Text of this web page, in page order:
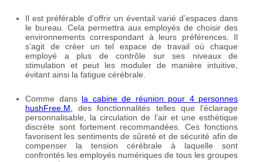
Il est préférable d’offrir un éventail varié d’espaces dans
le bureau. Cela permettra aux employés de choisir des
environnements correspondant à leurs préférences. Il
s’agit de créer un tel espace de travail où chaque
employé a plus de contrôle sur ses niveaux de
stimulation et peut les moduler de manière intuitive,
évitant ainsi la fatigue cérébrale.
Comme dans la cabine de réunion pour 4 personnes
hushFree.M, des fonctionnalités telles que l’éclairage
personnalisable, la circulation de l’air et une esthétique
discrète sont fortement recommandées. Ces fonctions
favorisent les sentiments de sûreté et de sécurité afin de
compenser la tension cérébrale à laquelle sont
confrontés les employés numériques de tous les groupes